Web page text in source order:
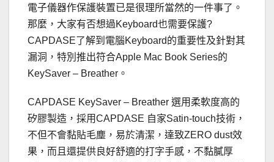
電子儀器作保護裝置已是很理所當然的一件事了。
那麼，大家有否想過Keyboard也需要保護?
CAPDASE了解到電腦Keyboard的重要性及針對其
漏洞，特別推出符合Apple Mac Book Series的
KeySaver – Breather。
CAPDASE KeySaver – Breather 選用柔軟度高的
矽膠製造，採用CAPDASE 自家Satin-touch技術，
不但不會黏貼毛塵，易於清潔，達致ZERO dust效
果，而且還提供良好舒適的打字手感，不黏膩厚